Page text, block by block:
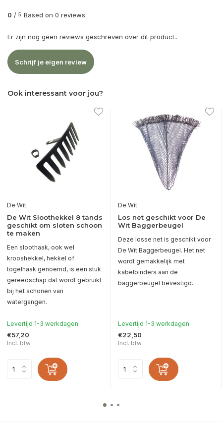
0 / 5 Based on 0 reviews
Er zijn nog geen reviews geschreven over dit product..
Schrijf je eigen review
Ook interessant voor jou?
De Wit
De Wit Sloothekkel 8 tands
geschikt om sloten schoon
te maken
Een sloothaak, ook wel
krooshekkel, hekkel of
togelhaak genoemd, is een stuk
gereedschap dat wordt gebruikt
bij het schonen van
watergangen.
Levertijd 1-3 werkdagen
€57,20
Incl. btw
De Wit
Los net geschikt voor De
Wit Baggerbeugel
Deze losse net is geschikt voor
De Wit Baggerbeugel. Het net
wordt gemakkelijk met
kabelbinders aan de
baggerbeugel bevestigd.
Levertijd 1-3 werkdagen
€22,50
Incl. btw